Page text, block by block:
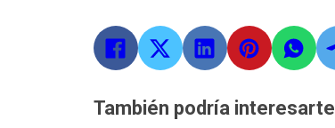
También podría interesarte